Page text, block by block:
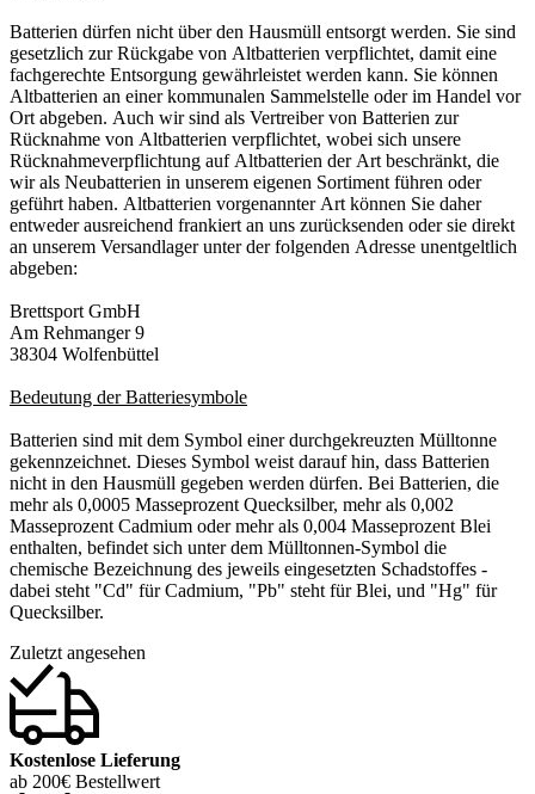
Batterien dürfen nicht über den Hausmüll entsorgt werden. Sie sind
gesetzlich zur Rückgabe von Altbatterien verpflichtet, damit eine
fachgerechte Entsorgung gewährleistet werden kann. Sie können
Altbatterien an einer kommunalen Sammelstelle oder im Handel vor
Ort abgeben. Auch wir sind als Vertreiber von Batterien zur
Rücknahme von Altbatterien verpflichtet, wobei sich unsere
Rücknahmeverpflichtung auf Altbatterien der Art beschränkt, die
wir als Neubatterien in unserem eigenen Sortiment führen oder
geführt haben. Altbatterien vorgenannter Art können Sie daher
entweder ausreichend frankiert an uns zurücksenden oder sie direkt
an unserem Versandlager unter der folgenden Adresse unentgeltlich
abgeben:
Brettsport GmbH
Am Rehmanger 9
38304 Wolfenbüttel
Bedeutung der Batteriesymbole
Batterien sind mit dem Symbol einer durchgekreuzten Mülltonne
gekennzeichnet. Dieses Symbol weist darauf hin, dass Batterien
nicht in den Hausmüll gegeben werden dürfen. Bei Batterien, die
mehr als 0,0005 Masseprozent Quecksilber, mehr als 0,002
Masseprozent Cadmium oder mehr als 0,004 Masseprozent Blei
enthalten, befindet sich unter dem Mülltonnen-Symbol die
chemische Bezeichnung des jeweils eingesetzten Schadstoffes -
dabei steht "Cd" für Cadmium, "Pb" steht für Blei, und "Hg" für
Quecksilber.
Zuletzt angesehen
Kostenlose Lieferung
ab 200€ Bestellwert